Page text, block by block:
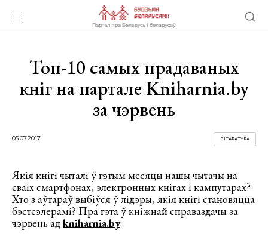
Топ-10 самых прадаваных
кніг на партале Kniharnia.by
за чэрвень
05.07.2017 ЛІТАРАТУРА
Якія кнігі чыталі ў гэтым месяцы нашы чытачы на
сваіх смартфонах, электронных кнігах і кампутарах?
Хто з аўтараў выбіўся ў лідэры, якія кнігі становяцца
бэстсэлерамі? Пра гэта ў кніжнай справаздачы за
чэрвень адkniharnia.by